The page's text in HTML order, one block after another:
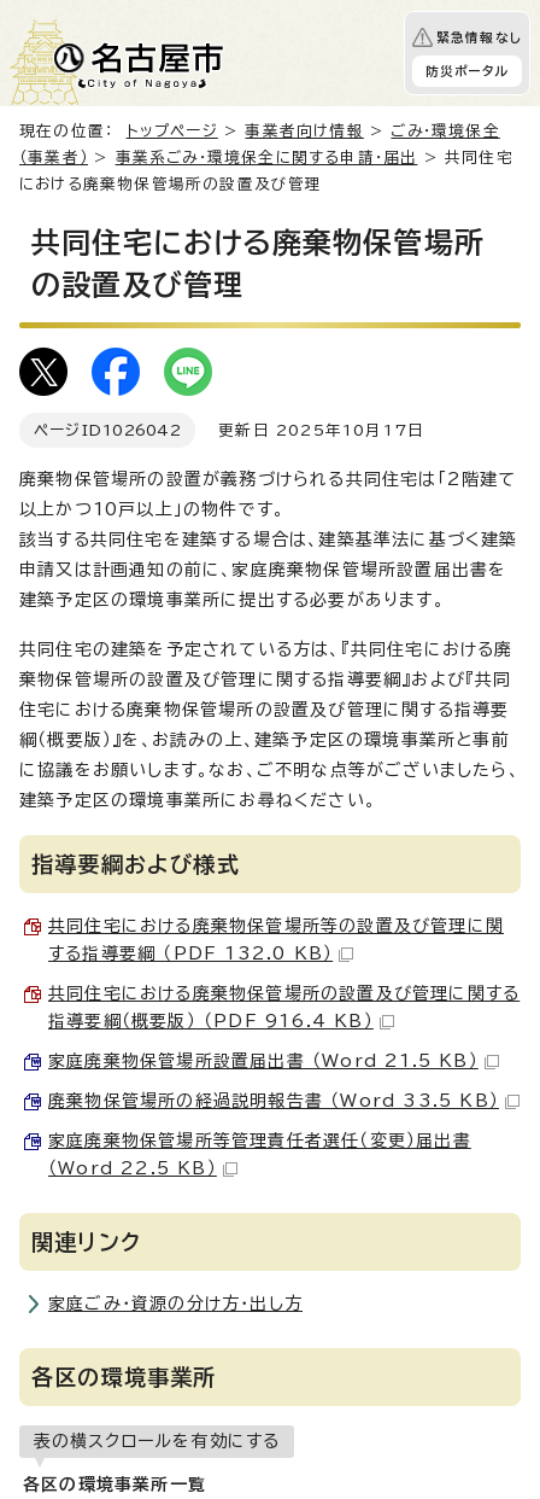
緊急情報なし
防災ポータル
現在の位置： トップページ >事業者向け情報 > ごみ・環境保全
（事業者）
> 事業系ごみ・環境保全に関する申請・届出
> 共同住宅
における廃棄物保管場所の設置及び管理
共同住宅における廃棄物保管場所
の設置及び管理
ページID 1026042 更新日 2025年10月17日
廃棄物保管場所の設置が義務づけられる共同住宅は「2階建て
以上かつ10戸以上」の物件です。
該当する共同住宅を建築する場合は、建築基準法に基づく建築
申請又は計画通知の前に、家庭廃棄物保管場所設置届出書を
建築予定区の環境事業所に提出する必要があります。
共同住宅の建築を予定されている方は、『共同住宅における廃
棄物保管場所の設置及び管理に関する指導要綱』および『共同
住宅における廃棄物保管場所の設置及び管理に関する指導要
綱（概要版）』を、お読みの上、建築予定区の環境事業所と事前
に協議をお願いします。なお、ご不明な点等がございましたら、
建築予定区の環境事業所にお尋ねください。
指導要綱および様式
共同住宅における廃棄物保管場所等の設置及び管理に関
する指導要綱 （PDF 132.0 KB）
共同住宅における廃棄物保管場所の設置及び管理に関する
指導要綱（概要版） （PDF 916.4 KB）
家庭廃棄物保管場所設置届出書 （Word 21.5 KB）
廃棄物保管場所の経過説明報告書 （Word 33.5 KB）
家庭廃棄物保管場所等管理責任者選任（変更）届出書
（Word 22.5 KB）
関連リンク
家庭ごみ・資源の分け方・出し方
各区の環境事業所
表の横スクロールを有効にする
各区の環境事業所一覧